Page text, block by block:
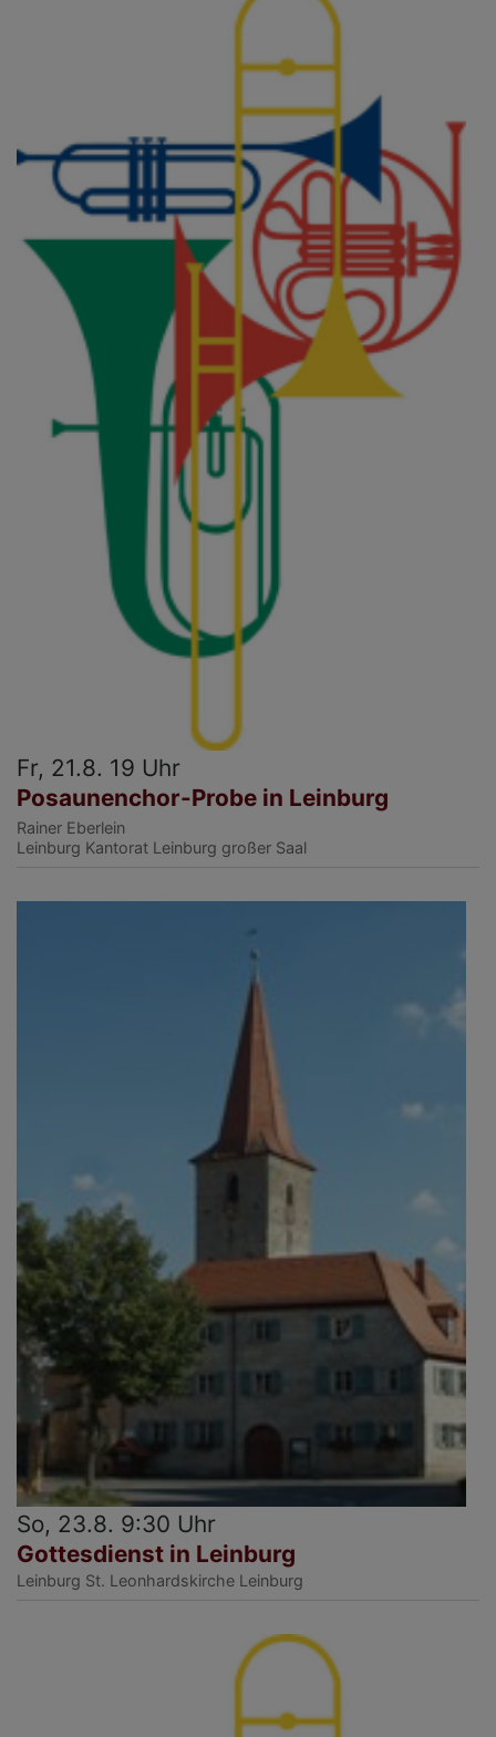
Fr, 21.8. 19 Uhr
Posaunenchor-Probe in Leinburg
Rainer Eberlein
Leinburg Kantorat Leinburg großer Saal
So, 23.8. 9:30 Uhr
Gottesdienst in Leinburg
Leinburg St. Leonhardskirche Leinburg